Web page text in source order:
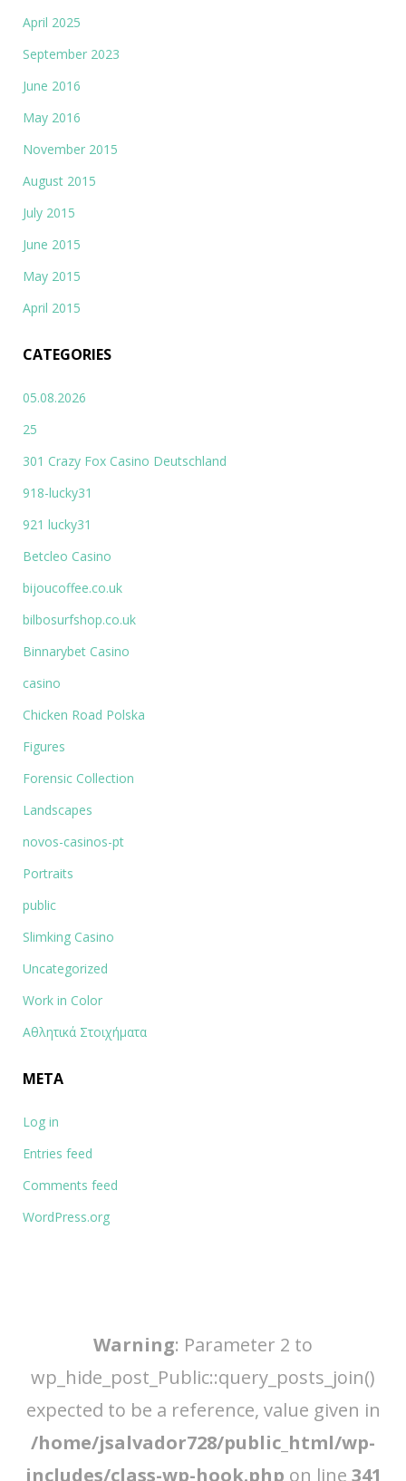
April 2025
September 2023
June 2016
May 2016
November 2015
August 2015
July 2015
June 2015
May 2015
April 2015
CATEGORIES
05.08.2026
25
301 Crazy Fox Casino Deutschland
918-lucky31
921 lucky31
Betcleo Casino
bijoucoffee.co.uk
bilbosurfshop.co.uk
Binnarybet Casino
casino
Chicken Road Polska
Figures
Forensic Collection
Landscapes
novos-casinos-pt
Portraits
public
Slimking Casino
Uncategorized
Work in Color
Αθλητικά Στοιχήματα
META
Log in
Entries feed
Comments feed
WordPress.org
Warning: Parameter 2 to
wp_hide_post_Public::query_posts_join()
expected to be a reference, value given in
/home/jsalvador728/public_html/wp-
includes/class-wp-hook.php on line 341